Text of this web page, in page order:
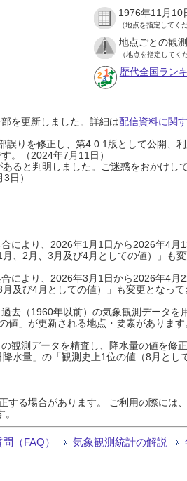
1976年11月10
（地点を指定してく
地点ごとの観
（地点を指定してく
歴代全国ラン
を更新しました。詳細は配信資料に関
りを修正し、第4.0.1版として公開、
。（2024年7月11日）
ると判明しました。ご迷惑をおかけし
日）
により、2026年1月1日から2026年4月
、2月、3月及び4月としての値）」も
により、2026年3月1日から2026年4月
及び4月としての値）」も変更となっ
去（1960年以前）の気象観測データ
値」が更新される地点・要素があります
観測データを精査し、降水量の値を修
水量」の「観測史上1位の値（8月と
る場合があります。 ご利用の際には
（FAQ） 気象観測統計の解説